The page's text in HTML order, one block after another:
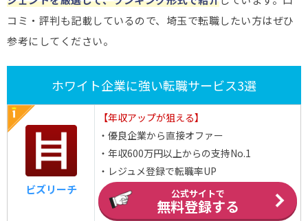
コミ・評判も記載しているので、埼玉で転職したい方はぜひ
参考にしてください。
ホワイト企業に強い転職サービス3選
ビズリーチ
【年収アップが狙える】
・優良企業から直接オファー
・年収600万円以上からの支持No.1
・レジュメ登録で転職率UP
公式サイトで
無料登録する